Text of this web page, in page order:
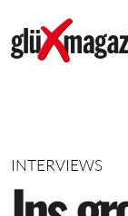
INTERVIEWS